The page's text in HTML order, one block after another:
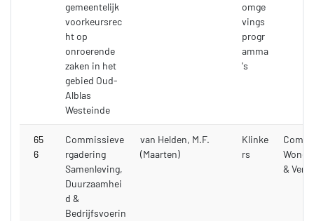
gemeentelijk
voorkeursrec
ht op
onroerende
zaken in het
gebied Oud-
Alblas
Westeinde
omge
vings
progr
amma
's
65
6
Commissieve
rgadering
Samenleving,
Duurzaamhei
d &
Bedrijfsvoerin
van Helden, M.F.
(Maarten)
Klinke
rs
&